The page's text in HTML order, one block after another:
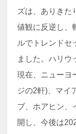
ズは、ありきた
値観に反逆し、
ルでトレンドセ
ました。ハリウ
現在、ニューヨ
ジの2軒)、マイ
ブ、ホアヒン、
開し、今後は